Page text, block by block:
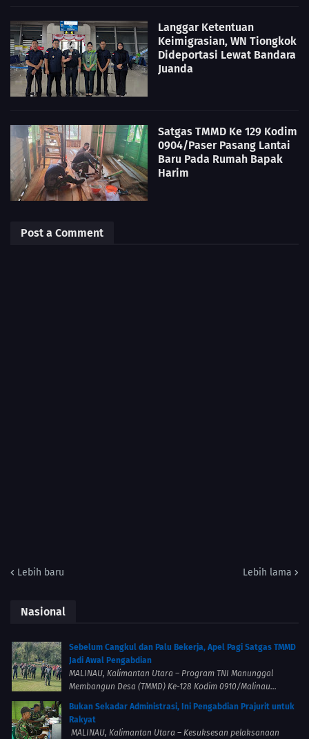
Langgar Ketentuan
Keimigrasian, WN Tiongkok
Dideportasi Lewat Bandara
Juanda
Satgas TMMD Ke 129 Kodim
0904/Paser Pasang Lantai
Baru Pada Rumah Bapak
Harim
Post a Comment
Lebih baru Lebih lama
Nasional
Sebelum Cangkul dan Palu Bekerja, Apel Pagi Satgas TMMD
Jadi Awal Pengabdian
MALINAU, Kalimantan Utara – Program TNI Manunggal
Membangun Desa (TMMD) Ke-128 Kodim 0910/Malinau...
Bukan Sekadar Administrasi, Ini Pengabdian Prajurit untuk
Rakyat
MALINAU, Kalimantan Utara – Kesuksesan pelaksanaan